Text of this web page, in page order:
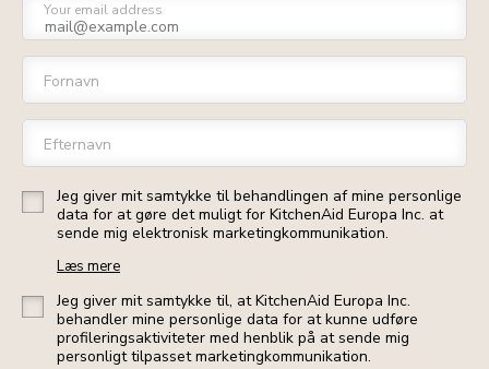
Your email address
Fornavn
Efternavn
Jeg giver mit samtykke til behandlingen af mine personlige
data for at gøre det muligt for KitchenAid Europa Inc. at
sende mig elektronisk marketingkommunikation.
Læs mere
Jeg giver mit samtykke til, at KitchenAid Europa Inc.
behandler mine personlige data for at kunne udføre
profileringsaktiviteter med henblik på at sende mig
personligt tilpasset marketingkommunikation.